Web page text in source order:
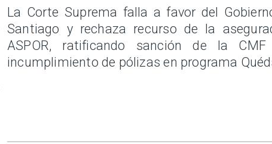
La Corte Suprema falla a favor del
Santiago y rechaza recurso de la
ASPOR, ratificando sanción de la
incumplimiento de pólizas en programa